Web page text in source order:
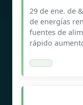
29 de ene. de
de energías
fuentes de
rápido